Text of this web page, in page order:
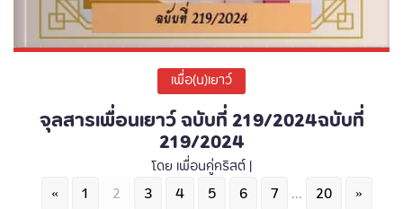
เพื่อ(น)เยาว์
จุลสารเพื่อนเยาว์ ฉบับที่ 219/2024ฉบับที่
219/2024
โดย เพื่อนคู่คริสต์ |
« 1 2 3 4 5 6 7 ... 20 »